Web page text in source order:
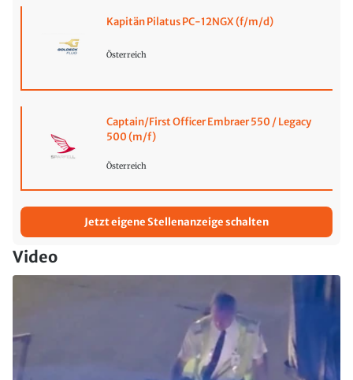
Kapitän Pilatus PC-12NGX (f/m/d)
Österreich
Captain/First Officer Embraer 550 / Legacy
500 (m/f)
Österreich
Jetzt eigene Stellenanzeige schalten
Video